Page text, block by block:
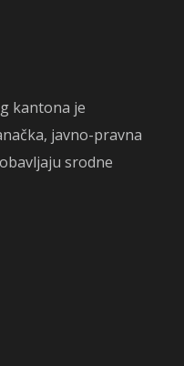
kantona je
javno-pravna
srodne